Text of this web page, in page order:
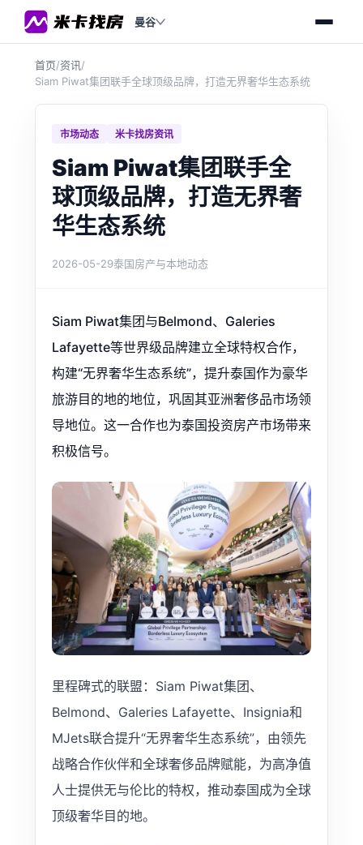
曼谷
首页/资讯/
Siam Piwat集团联手全球顶级品牌，打造无界奢华生态系统
市场动态 米卡找房资讯
Siam Piwat集团联手全
球顶级品牌，打造无界奢
华生态系统
2026-05-29泰国房产与本地动态
Siam Piwat集团与Belmond、Galeries
Lafayette等世界级品牌建立全球特权合作，
构建“无界奢华生态系统”，提升泰国作为豪华
旅游目的地的地位，巩固其亚洲奢侈品市场领
导地位。这一合作也为泰国投资房产市场带来
积极信号。
里程碑式的联盟：Siam Piwat集团、
Belmond、Galeries Lafayette、Insignia和
MJets联合提升“无界奢华生态系统”，由领先
战略合作伙伴和全球奢侈品牌赋能，为高净值
人士提供无与伦比的特权，推动泰国成为全球
顶级奢华目的地。